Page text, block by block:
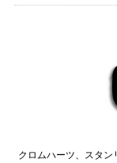
クロムハーツ、スタ